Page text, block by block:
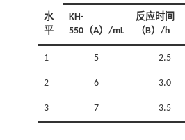
水
平
KH-
550（A）/mL
反应时间
（B）/h
1 5 2.5
2 6 3.0
3 7 3.5